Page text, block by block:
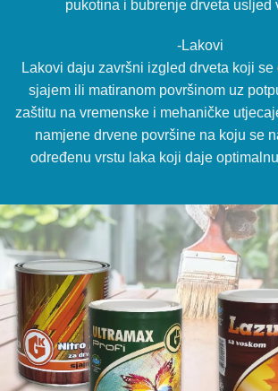
pukotina i bubrenje drveta usljed
-Lakovi
Lakovi daju završni izgled drveta koji
sjajem ili matiranom površinom uz
zaštitu na vremenske i mehaničke
namjene drvene površine na koju se
određenu vrstu laka koji daje